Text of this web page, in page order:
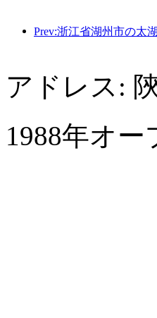
アドレス:
1988年オー